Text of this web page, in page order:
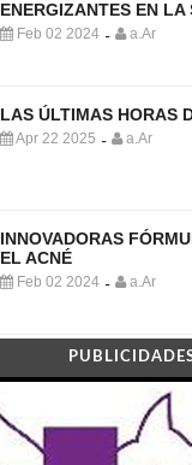
ENERGIZANTES EN
Feb 02 2024 - a.Ar
LAS ÚLTIMAS HORAS
Apr 22 2025 - a.Ar
INNOVADORAS
EL ACNÉ
Feb 02 2024 - a.Ar